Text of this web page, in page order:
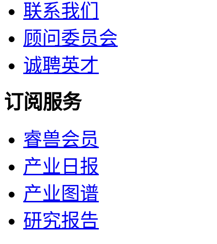
联系我们
顾问委员会
诚聘英才
订阅服务
睿兽会员
产业日报
产业图谱
研究报告